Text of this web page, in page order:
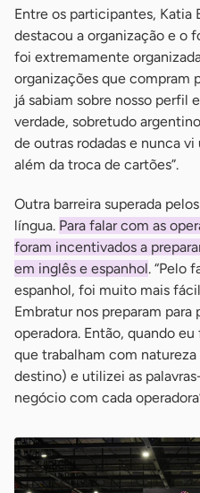
Entre os participantes, Katia
destacou a organização e o
foi extremamente
organizações que compram
já sabiam sobre nosso perfil
verdade, sobretudo
de outras rodadas e nunca
além da troca de cartões”.
Outra barreira superada
língua. Para falar com as
foram incentivados a
em inglês e espanhol. “Pelo
espanhol, foi muito mais
Embratur nos preparam para
operadora. Então, quando
que trabalham com
destino) e utilizei as
negócio com cada